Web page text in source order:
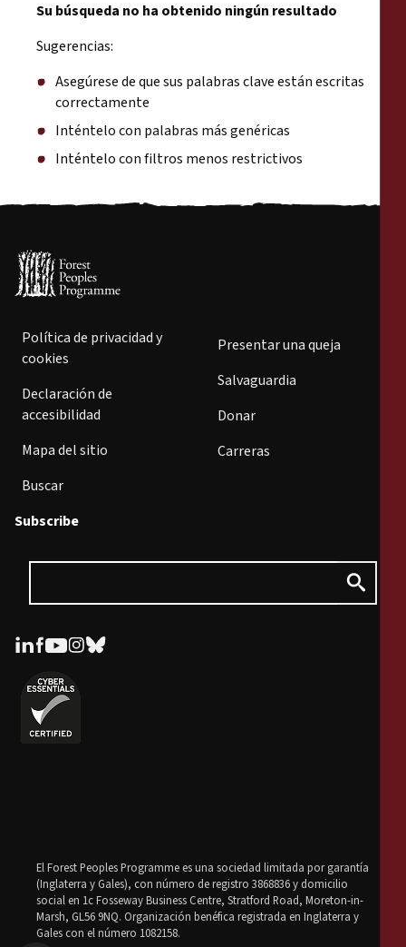
Su búsqueda no ha obtenido ningún resultado
Sugerencias:
Asegúrese de que sus palabras clave están escritas
correctamente
Inténtelo con palabras más genéricas
Inténtelo con filtros menos restrictivos
Política de privacidad y
cookies
Declaración de
accesibilidad
Mapa del sitio
Buscar
Presentar una queja
Salvaguardia
Donar
Carreras
Subscribe
El Forest Peoples Programme es una sociedad limitada por garantía
(Inglaterra y Gales), con número de registro 3868836 y domicilio
social en 1c Fosseway Business Centre, Stratford Road, Moreton-in-
Marsh, GL56 9NQ. Organización benéfica registrada en Inglaterra y
Gales con el número 1082158.